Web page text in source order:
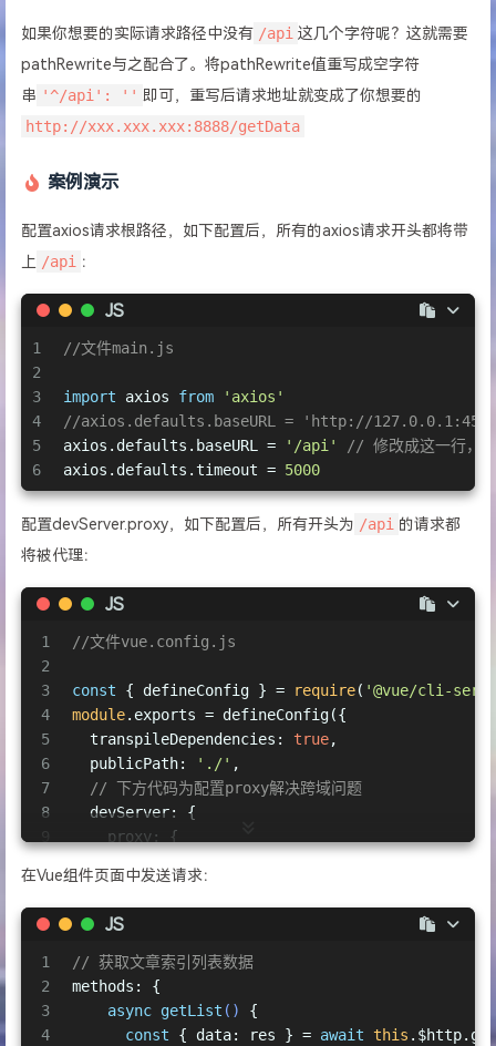
21
22
      }
    }
  }
})
如果你想要的实际请求路径中没有 /api 这几个字符呢？这就需要
pathRewrite与之配合了。将pathRewrite值重写成空字符
串 '^/api': '' 即可，重写后请求地址就变成了你想要的
http://xxx.xxx.xxx:8888/getData
案例演示
配置axios请求根路径，如下配置后，所有的axios请求开头都将带
上 /api ：
JS
1
2
3
4
5
6
//文件main.js
import axios from
'axios'
//axios.defaults.baseURL = 'http://
axios.defaults.baseURL =
'/api'
// 修改成这一行，
axios.defaults.timeout = 5000
配置devServer.proxy，如下配置后，所有开头为 /api 的请求都
将被代理：
JS
1
2
3
4
5
6
7
8
11
12
13
14
15
16
17
//文件vue.config.js
const { defineConfig } = require( '@vue/cli-
module.exports = defineConfig({
transpileDependencies : true,
publicPath: './' ,
// 下方代码为配置proxy解决跨域问题
devServer: {
proxy: {
'/api': {
target: 'http://127.0.0.1:4523/m1/
// 开启跨域，修改host
ws: true, // 是否启用proxy websockets
pathRewrite
'^/api' :
''
        }
在Vue组件页面中发送请求：
JS
1
2
3
4
// 获取文章索引列表数据
methods : {
async getList ( )
{
const { data: res } = await this